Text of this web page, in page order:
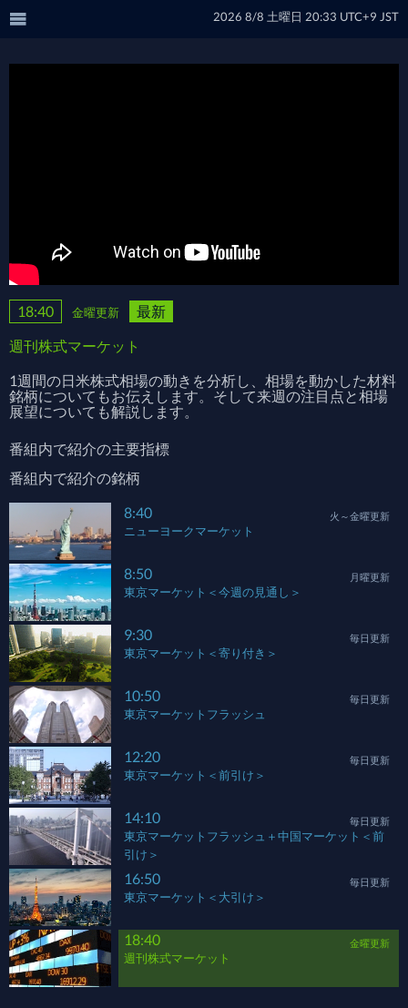
2026 8/8 土曜日 20:33 UTC+9 JST
18:40 金曜更新
最新
週刊株式マーケット
1週間の日米株式相場の動きを分析し、相場を動かした材料
銘柄についてもお伝えします。そして来週の注目点と相場
展望についても解説します。
番組内で紹介の主要指標
番組内で紹介の銘柄
8:40
火～金曜更新
ニューヨークマーケット
8:50 月曜更新
東京マーケット＜今週の見通し＞
9:30 毎日更新
東京マーケット＜寄り付き＞
10:50 毎日更新
東京マーケットフラッシュ
12:20 毎日更新
東京マーケット＜前引け＞
14:10 毎日更新
東京マーケットフラッシュ＋中国マーケット＜前
引け＞
16:50 毎日更新
東京マーケット＜大引け＞
18:40 金曜更新
週刊株式マーケット